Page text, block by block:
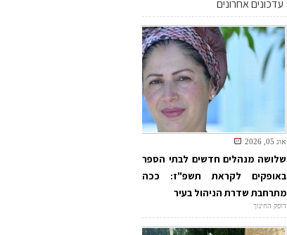
עדכונים אחרונים
אוג 05, 2026
שלושה מנהלים חדשים לבתי הספר
באופקים לקראת תשפ"ז: ככה
מתרחבת שדרת הניהול בעיר
דופק החינוך